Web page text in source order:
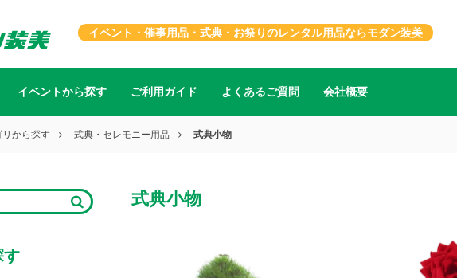
イベント・催事用品・式典・お祭りのレンタル用品ならモダン装美
イベントから探す ご利用ガイド よくあるご質問 会社概要
リから探す 式典・セレモニー用品 式典小物
す
式典小物